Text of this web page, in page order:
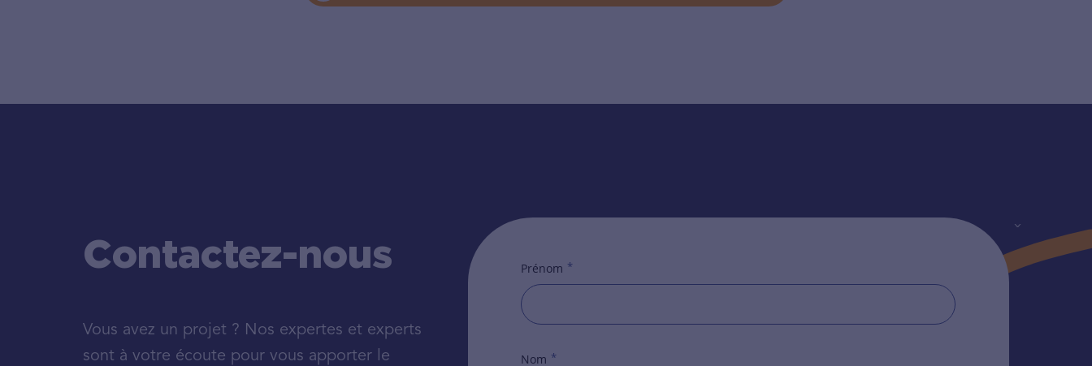
Contactez-nous
Vous avez un projet ? Nos expertes et experts
sont à votre écoute pour vous apporter le
Prénom *
Nom *